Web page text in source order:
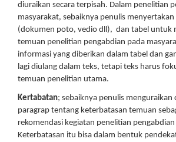
diuraikan secara terpisah. Dalam penelitian
masyarakat, sebaiknya penulis
(dokumen poto, vedio dll), dan tabel untuk
temuan penelitian pengabdian pada
informasi yang diberikan dalam tabel dan
lagi diulang dalam teks, tetapi teks harus
temuan penelitian utama.
Kertabatan; sebaiknya penulis menguraikan
paragrap tentang keterbatasan temuan
rekomendasi kegiatan penelitian
Keterbatasan itu bisa dalam bentuk